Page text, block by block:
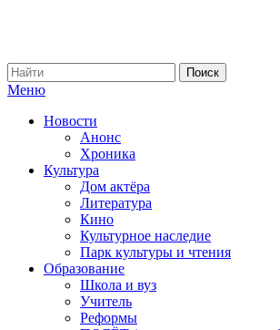
Меню
Новости
Анонс
Хроника
Культура
Дом актёра
Литература
Кино
Культурное наследие
Парк культуры и чтения
Образование
Школа и вуз
Учитель
Реформы